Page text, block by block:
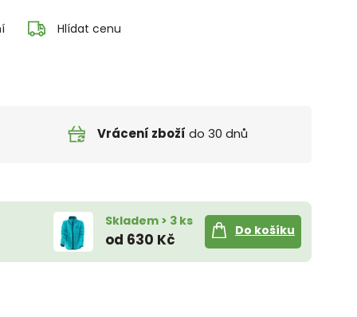
Hlídat cenu
Vrácení zboží do 30 dnů
Skladem > 3 ks
od 630 Kč
Do košíku